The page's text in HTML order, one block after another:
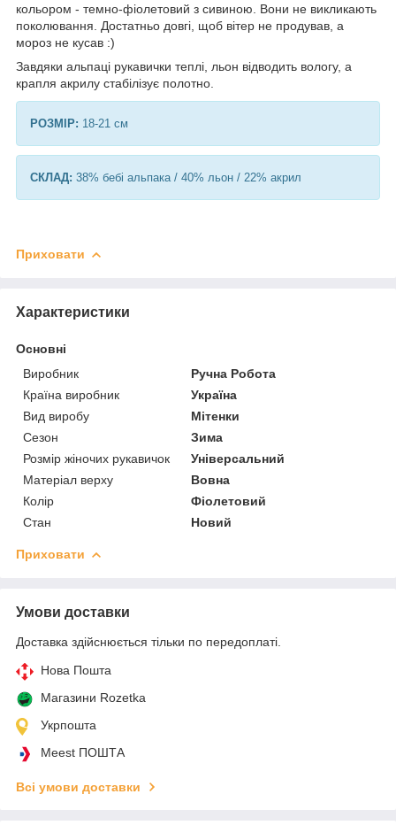
кольором - темно-фіолетовий з сивиною. Вони не викликають
поколювання. Достатньо довгі, щоб вітер не продував, а
мороз не кусав :)
Завдяки альпаці рукавички теплі, льон відводить вологу, а
крапля акрилу стабілізує полотно.
РОЗМІР: 18-21 см
СКЛАД: 38% бебі альпака / 40% льон / 22% акрил
Приховати
Характеристики
Основні
Виробник
Ручна Робота
Країна виробник
Україна
Вид виробу
Мітенки
Сезон
Зима
Розмір жіночих рукавичок
Універсальний
Матеріал верху
Вовна
Колір
Фіолетовий
Стан
Новий
Приховати
Умови доставки
Доставка здійснюється тільки по передоплаті.
Нова Пошта
Магазини Rozetka
Укрпошта
Meest ПОШТА
Всі умови доставки